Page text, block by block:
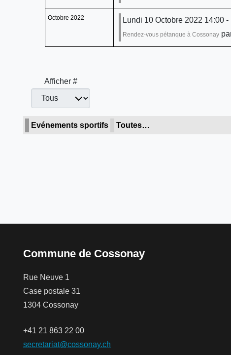
Octobre 2022 Lundi 10 Octobre 2022 14:00 -
Rendez-vous pétanque à Cossonay
Afficher #
Evénements sportifs Toutes…
Commune de Cossonay
Rue Neuve 1
Case postale 31
1304 Cossonay
+41 21 863 22 00
secretariat@cossonay.ch